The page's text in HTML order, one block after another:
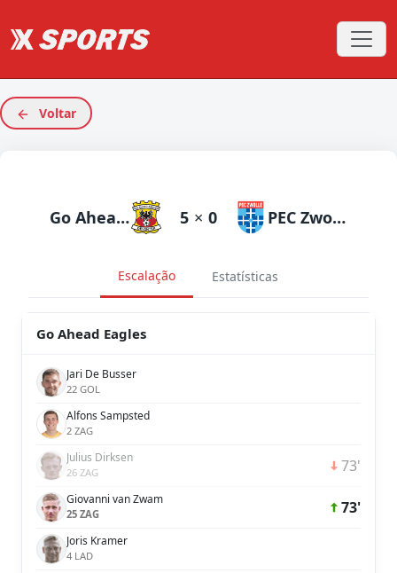
Voltar
Go Ahead Eagles 5 × 0 PEC Zwolle
Escalação Estatísticas
Go Ahead Eagles
Jari De Busser
22 GOL
Alfons Sampsted
2 ZAG
Julius Dirksen
26 ZAG 73'
Giovanni van Zwam
25 ZAG 73'
Joris Kramer
4 LAD